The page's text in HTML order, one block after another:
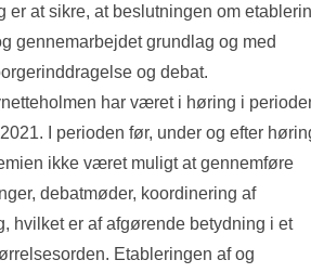
er at sikre, at beslutningen om
gennemarbejdet grundlag og med
og debat.
har været i høring i
I perioden før, under og efter
ikke været muligt at gennemføre
debatmøder, koordinering af
hvilket er af afgørende betydning i et
Etableringen af og